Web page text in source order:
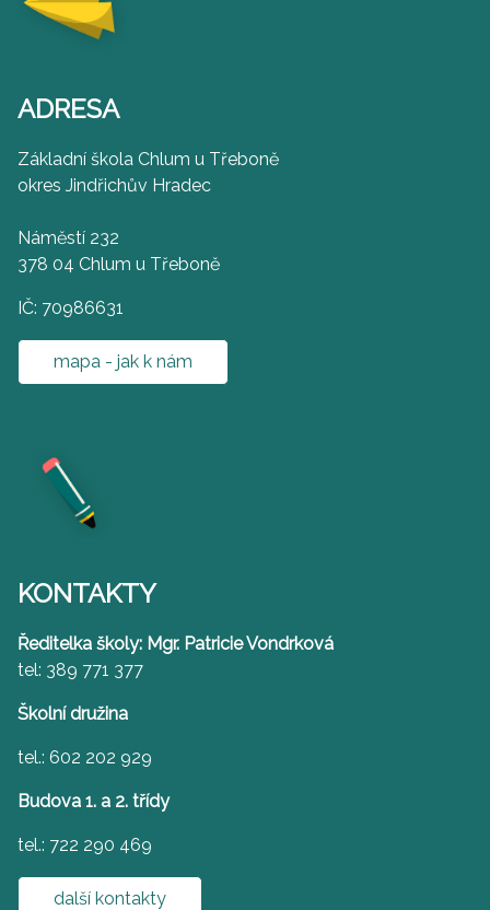
ADRESA
Základní škola Chlum u Třeboně
okres Jindřichův Hradec
Náměstí 232
378 04 Chlum u Třeboně
IČ: 70986631
mapa - jak k nám
KONTAKTY
Ředitelka školy: Mgr. Patricie Vondrková
tel: 389 771 377
Školní družina
tel.: 602 202 929
Budova 1. a 2. třídy
tel.: 722 290 469
další kontakty